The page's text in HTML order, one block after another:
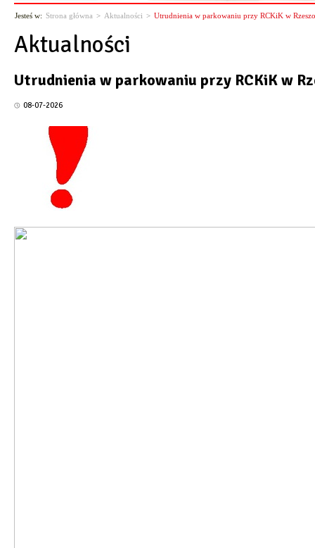
Jesteś w: Strona główna > Aktualności > Utrudnienia w parkowaniu przy RCKiK w
Aktualności
Utrudnienia w parkowaniu przy RCKiK w
08-07-2026